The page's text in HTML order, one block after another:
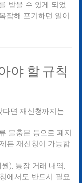
받을 수 있게 되었
잡해 포기하던 일이
야 할 규칙
다면 재신청까지는
불충분 등으로 폐지
든 재신청이 가능합
), 통장 거래 내역,
에서도 반드시 필요